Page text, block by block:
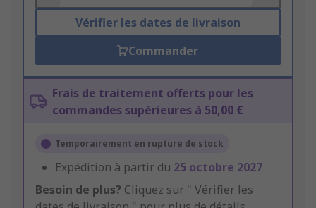
Vérifier les dates de livraison
Commander
Frais de traitement offerts pour les
commandes supérieures à 50,00 €
Temporairement en rupture de stock
Expédition à partir du 25 octobre 2027
Besoin de plus? Cliquez sur " Vérifier les